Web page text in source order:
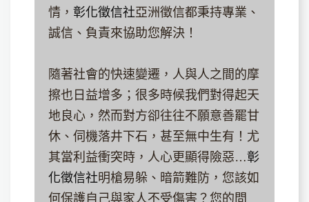
情， 彰化徵信社亞洲徵信都秉持專業、
誠信、負責來協助您解決！
隨著社會的快速變遷，人與人之間的摩
擦也日益增多；很多時候我們對得起天
地良心，然而對方卻往往不願意善罷甘
休、伺機落井下石，甚至無中生有！尤
其當利益衝突時，人心更顯得險惡…彰
化徵信社明槍易躲、暗箭難防，您該如
何保護自己與家人不受傷害？您的問